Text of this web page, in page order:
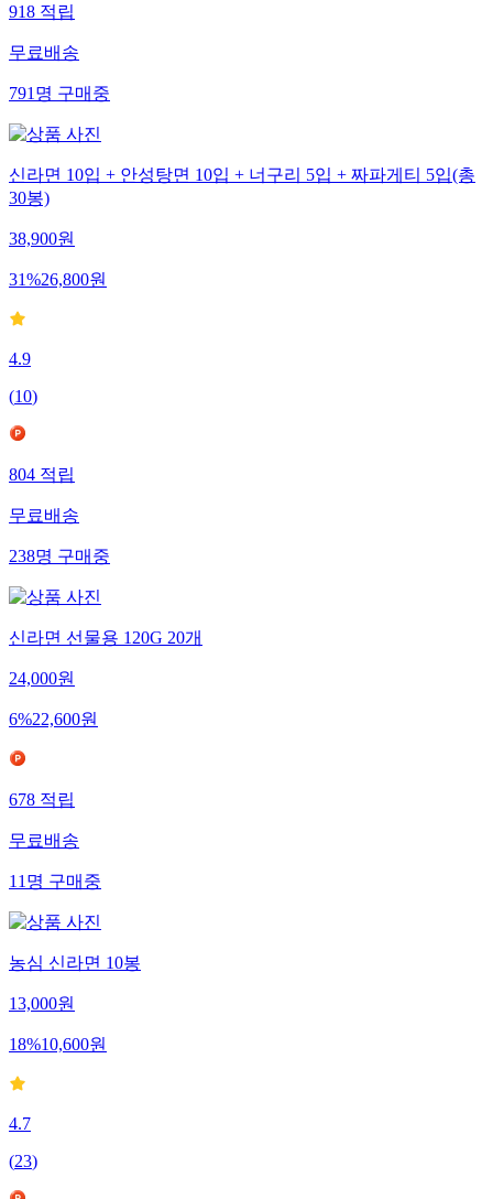
918적립
무료배송
791명구매중
신라면 10입 + 안성탕면 10입 + 너구리 5입 + 짜파게티 5입(총
30봉)
38,900원
31%26,800원
4.9
(10)
804적립
무료배송
238명구매중
신라면 선물용 120G 20개
24,000원
6%22,600원
678적립
무료배송
11명구매중
농심 신라면 10봉
13,000원
18%10,600원
4.7
(23)